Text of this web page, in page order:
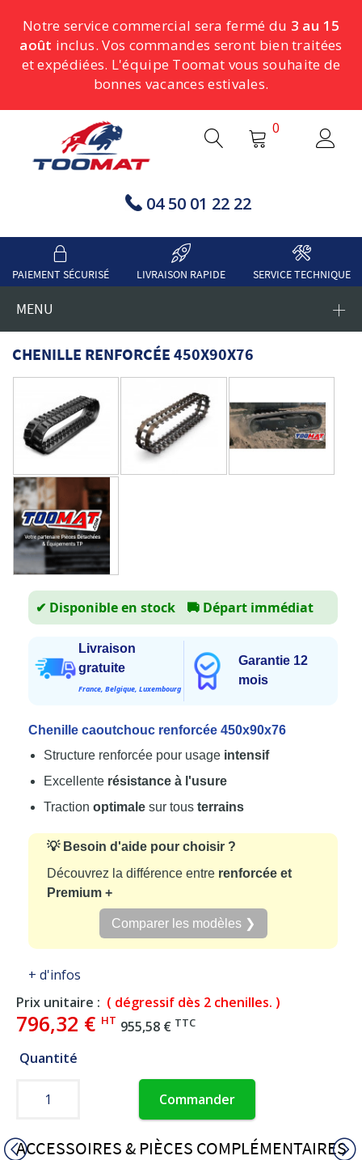
Notre service commercial sera fermé du 3 au 15
août inclus. Vos commandes seront bien traitées
et expédiées. L'équipe Toomat vous souhaite de
bonnes vacances estivales.
04 50 01 22 22
0
PAIEMENT SÉCURISÉ LIVRAISON RAPIDE SERVICE TECHNIQUE
MENU
CHENILLE RENFORCÉE 450X90X76
✔ Disponible en stock 🚚 Départ immédiat
Livraison
gratuite
France, Belgique, Luxembourg
Garantie 12
mois
Chenille caoutchouc renforcée 450x90x76
Structure renforcée pour usage intensif
Excellente résistance à l'usure
Traction optimale sur tous terrains
💡 Besoin d'aide pour choisir ?
Découvrez la différence entre renforcée et
Premium +
Comparer les modèles ❯
+ d'infos
Prix unitaire : ( dégressif dès 2 chenilles. )
796,32 € HT 955,58 € TTC
Quantité
Commander
ACCESSOIRES & PIÈCES COMPLÉMENTAIRES